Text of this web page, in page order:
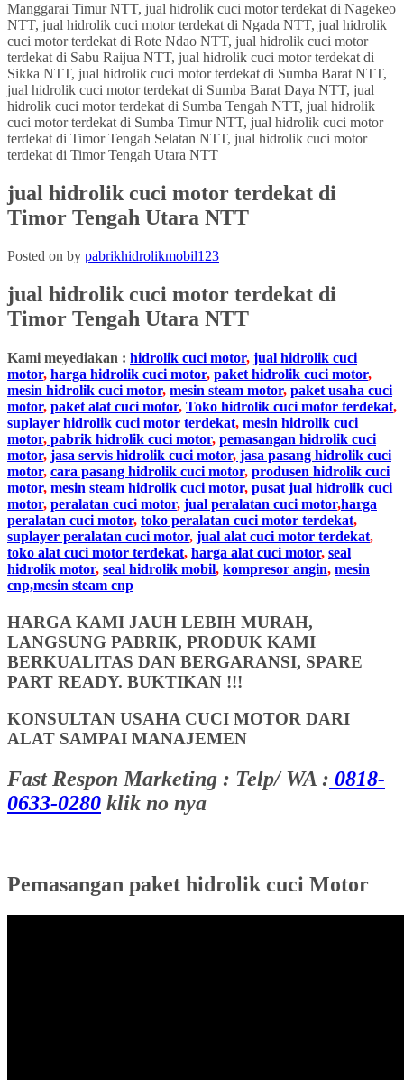
jual hidrolik cuci motor terdekat di
Timor Tengah Utara NTT
Posted on by pabrikhidrolikmobil123
jual hidrolik cuci motor terdekat di
Timor Tengah Utara NTT
Kami meyediakan : hidrolik cuci motor, jual hidrolik cuci
motor, harga hidrolik cuci motor, paket hidrolik cuci motor,
mesin hidrolik cuci motor, mesin steam motor, paket usaha cuci
motor, paket alat cuci motor, Toko hidrolik cuci motor terdekat,
suplayer hidrolik cuci motor terdekat, mesin hidrolik cuci
motor, pabrik hidrolik cuci motor, pemasangan hidrolik cuci
motor, jasa servis hidrolik cuci motor, jasa pasang hidrolik cuci
motor, cara pasang hidrolik cuci motor, produsen hidrolik cuci
motor, mesin steam hidrolik cuci motor, pusat jual hidrolik cuci
motor, peralatan cuci motor, jual peralatan cuci motor,harga
peralatan cuci motor, toko peralatan cuci motor terdekat,
suplayer peralatan cuci motor, jual alat cuci motor terdekat,
toko alat cuci motor terdekat, harga alat cuci motor, seal
hidrolik motor, seal hidrolik mobil, kompresor angin, mesin
cnp,mesin steam cnp
HARGA KAMI JAUH LEBIH MURAH,
LANGSUNG PABRIK, PRODUK KAMI
BERKUALITAS DAN BERGARANSI, SPARE
PART READY. BUKTIKAN !!!
KONSULTAN USAHA CUCI MOTOR DARI
ALAT SAMPAI MANAJEMEN
Fast Respon Marketing : Telp/ WA : 0818-
0633-0280 klik no nya
Pemasangan paket hidrolik cuci Motor